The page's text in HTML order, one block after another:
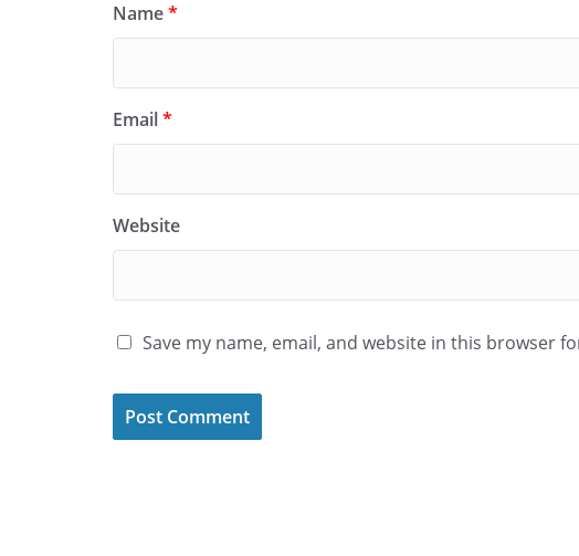
Name*
Email*
Website
Save my name, email, and website in this browser